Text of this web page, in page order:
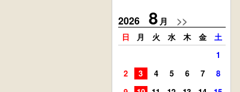
2026 8 月 >>
日 月 火 水 木 金
土
1
2
3 4 5 6 7
8